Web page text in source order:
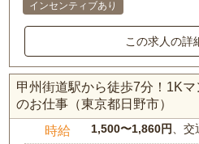
インセンティブあり
この求人の詳
甲州街道駅から徒歩7分！1K
のお仕事（東京都日野市）
時給 1,500〜1,860円 、